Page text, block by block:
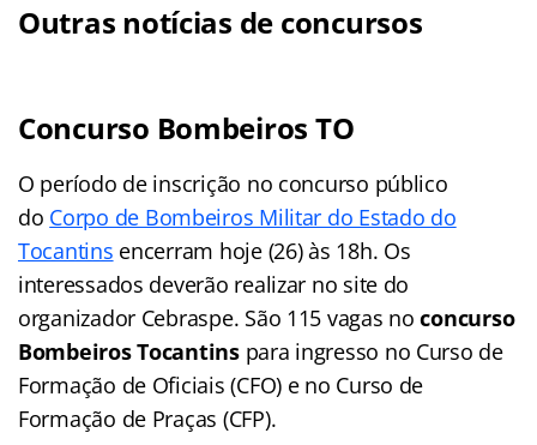
Outras notícias de concursos
Concurso Bombeiros TO
O período de inscrição no concurso público
do Corpo de Bombeiros Militar do Estado do
Tocantins encerram hoje (26) às 18h. Os
interessados deverão realizar no site do
organizador Cebraspe. São 115 vagas noconcurso
Bombeiros Tocantinspara ingresso no Curso de
Formação de Oficiais (CFO) e no Curso de
Formação de Praças (CFP).